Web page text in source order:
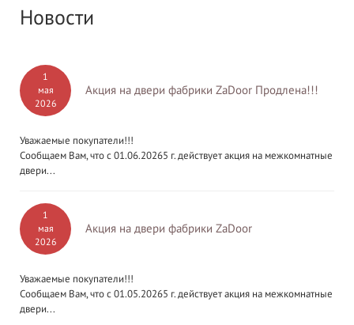
Новости
1
мая
2026
Акция на двери фабрики ZaDoor Продлена!!!
Уважаемые покупатели!!!
Сообщаем Вам, что с 01.06.20265 г. действует акция на межкомнатные
двери...
1
мая
2026
Акция на двери фабрики ZaDoor
Уважаемые покупатели!!!
Сообщаем Вам, что с 01.05.20265 г. действует акция на межкомнатные
двери...